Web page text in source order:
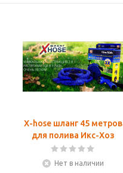
X-hose шланг 45 метров
для полива Икс-Хоз
Нет в наличии